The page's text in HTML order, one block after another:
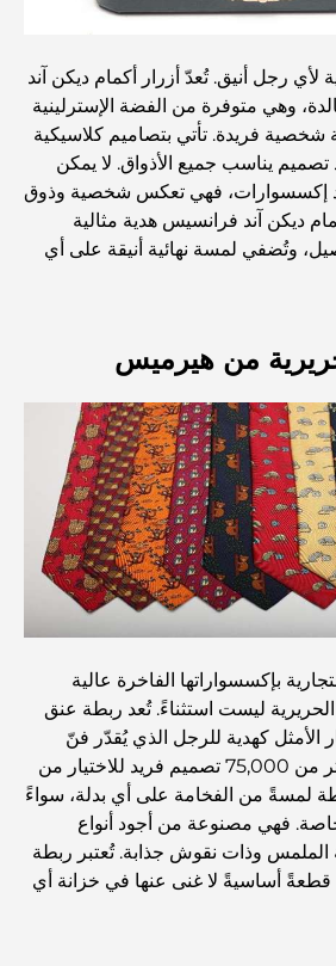
التي بيعت على الإطلاق
هيلز: دليل للآباء
التي تم تصنيعها على الإطلاق
أستراليا: دليل شامل للانتقال
ليلية في دبي: ملاذ فاخر
يلتقي بالأداء
أماكن تناول الطعام في دبي
بها مع الأطفال في دبي: دليل عائلي شامل
لأي رجل أنيق. تُعدّ أزرار أكمام ديكن آند
وهي متوفرة من الفضة الإسترلينية
شخصية فريدة. تأتي بتصاميم كلاسيكية
يناسب جميع الأذواق. لا يمكن
إكسسوارات، فهي تعكس شخصية وذوق
ديكن آند فرانسيس هدية مثالية
وتُضفي لمسة نهائية أنيقة على أي
بإكسسواراتها الفاخرة عالية
ليست استثناءً. تُعد ربطة عنق
الأمثل كهدية للرجل الذي يُقدّر فنّ
الخياطة الراقية، مع أكثر من 75,000 تصميم فريد للاختيار من
لمسةً من الفخامة على أي بدلة، سواءً
فهي مصنوعة من أجود أنواع
الملمس وذات نقوش جذابة. تُعتبر ربطة
أساسيةً لا غنى عنها في خزانة أي